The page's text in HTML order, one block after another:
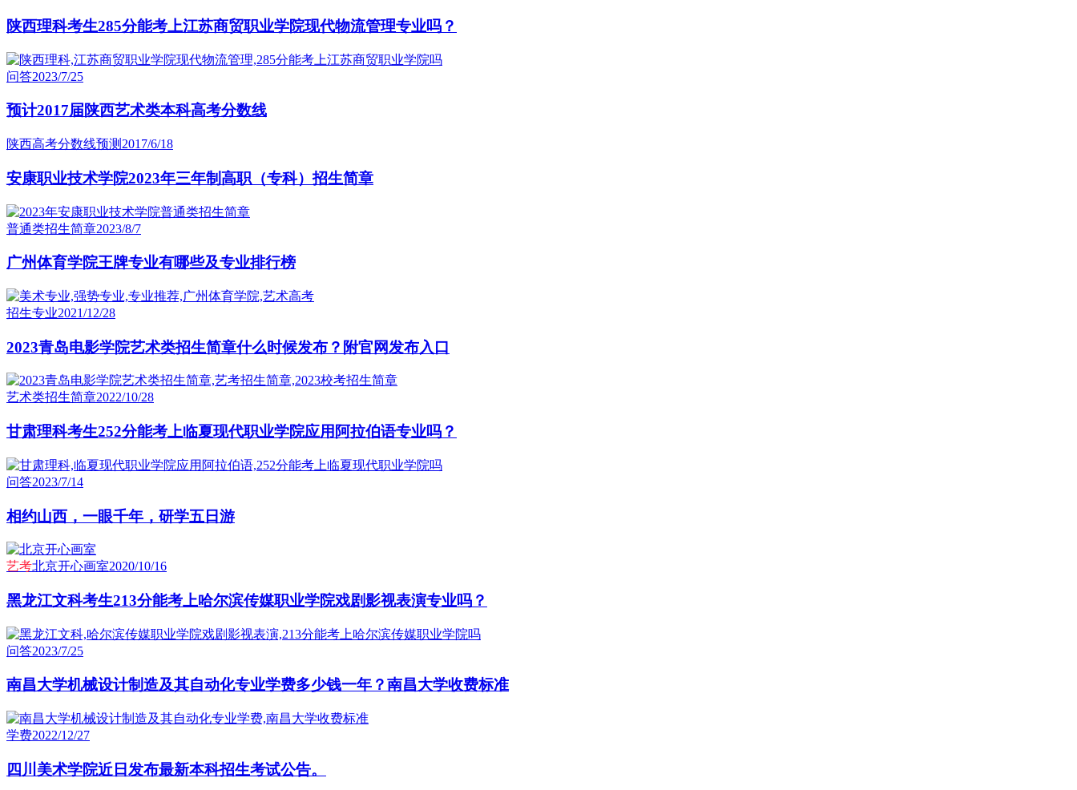
陕西理科考生285分能考上江苏商贸职业学院现代物流管理专业吗？
问答2023/7/25
预计2017届陕西艺术类本科高考分数线
陕西高考分数线预测 2017/6/18
安康职业技术学院2023年三年制高职（专科）招生简章
普通类招生简章2023/8/7
广州体育学院王牌专业有哪些及专业排行榜
招生专业2021/12/28
2023青岛电影学院艺术类招生简章什么时候发布？附官网发布入口
艺术类招生简章2022/10/28
甘肃理科考生252分能考上临夏现代职业学院应用阿拉伯语专业吗？
问答2023/7/14
相约山西，一眼千年，研学五日游
艺考北京开心画室2020/10/16
黑龙江文科考生213分能考上哈尔滨传媒职业学院戏剧影视表演专业吗？
问答2023/7/25
南昌大学机械设计制造及其自动化专业学费多少钱一年？南昌大学收费标准
学费2022/12/27
四川美术学院近日发布最新本科招生考试公告。